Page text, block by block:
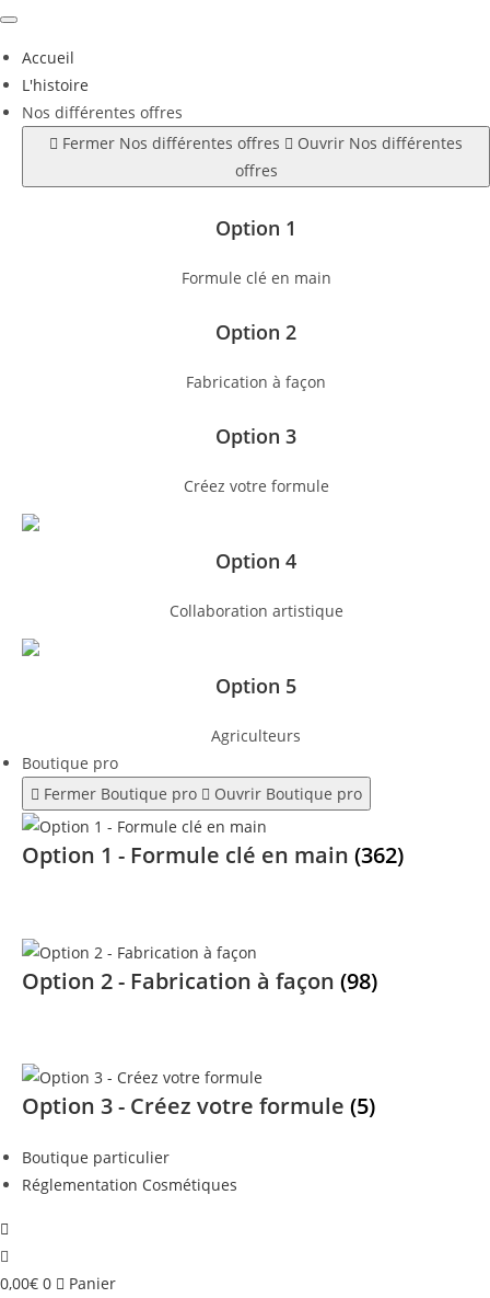
Skip
content
Accueil
L'histoire
Nos différentes offres
Fermer Nos différentes offres
Ouvrir Nos différentes
offres
Option 1
Formule clé en main
Option 2
Fabrication à façon
Option 3
Créez votre formule
Option 4
Collaboration artistique
Option 5
Agriculteurs
Boutique pro
Fermer Boutique pro
Ouvrir Boutique pro
Option 1 - Formule clé en main (362)
Option 2 - Fabrication à façon (98)
Option 3 - Créez votre formule (5)
Boutique particulier
Réglementation Cosmétiques
0,00€ 0 Panier